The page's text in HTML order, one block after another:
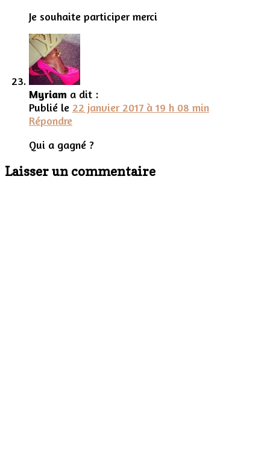
Je souhaite participer merci
Myriam a dit :
Publié le 22 janvier 2017 à 19 h 08 min
Répondre
Qui a gagné ?
Laisser un commentaire